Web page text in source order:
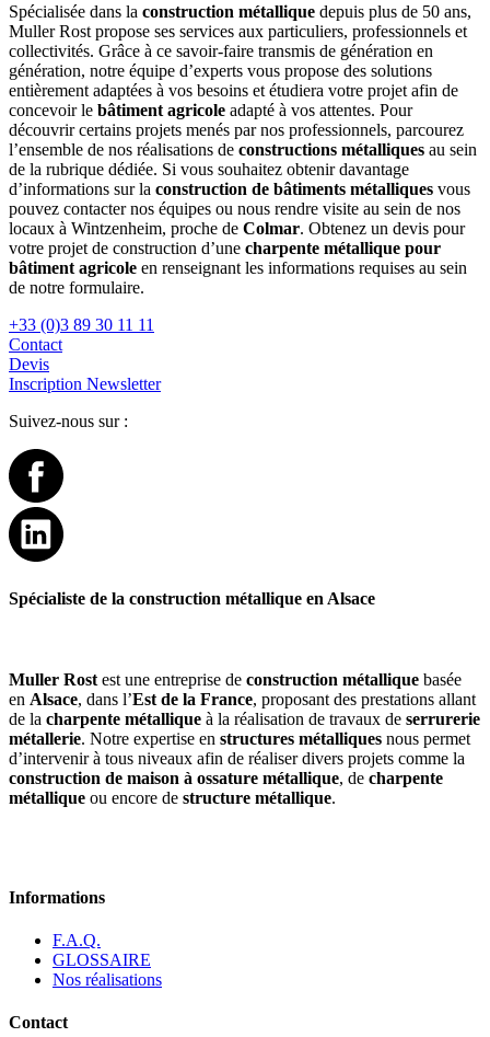
Spécialisée dans la construction métallique depuis plus de 50 ans,
Muller Rost propose ses services aux particuliers, professionnels et
collectivités. Grâce à ce savoir-faire transmis de génération en
génération, notre équipe d’experts vous propose des solutions
entièrement adaptées à vos besoins et étudiera votre projet afin de
concevoir le bâtiment agricole adapté à vos attentes. Pour
découvrir certains projets menés par nos professionnels, parcourez
l’ensemble de nos réalisations de constructions métalliques au sein
de la rubrique dédiée. Si vous souhaitez obtenir davantage
d’informations sur la construction de bâtiments métalliques vous
pouvez contacter nos équipes ou nous rendre visite au sein de nos
locaux à Wintzenheim, proche de Colmar. Obtenez un devis pour
votre projet de construction d’une charpente métallique pour
bâtiment agricole en renseignant les informations requises au sein
de notre formulaire.
+33 (0)3 89 30 11 11
Contact
Devis
Inscription Newsletter
Suivez-nous sur :
Spécialiste de la construction métallique en Alsace
Muller Rost est une entreprise de construction métallique basée
en Alsace, dans l’Est de la France, proposant des prestations allant
de la charpente métallique à la réalisation de travaux de serrurerie
métallerie. Notre expertise en structures métalliques nous permet
d’intervenir à tous niveaux afin de réaliser divers projets comme la
construction de maison à ossature métallique, de charpente
métallique ou encore de structure métallique.
Informations
F.A.Q.
GLOSSAIRE
Nos réalisations
Contact